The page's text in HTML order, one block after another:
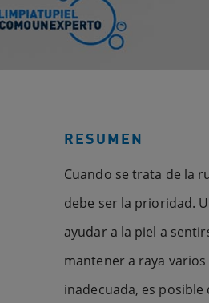
RESUMEN
Cuando se trata de la
debe ser la prioridad.
ayudar a la piel a
mantener a raya
inadecuada, es